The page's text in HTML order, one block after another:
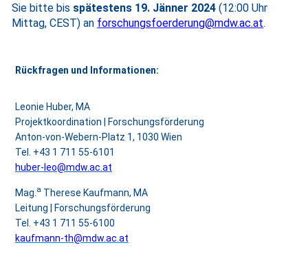
Sie bitte bis spätestens 19. Jänner 2024 (12:00 Uhr
Mittag, CEST) an forschungsfoerderung@mdw.ac.at.
Rückfragen und Informationen:
Leonie Huber, MA
Projektkoordination | Forschungsförderung
Anton-von-Webern-Platz 1, 1030 Wien
Tel. +43 1 711 55-6101
huber-leo@mdw.ac.at
Mag. a Therese Kaufmann, MA
Leitung |
Forschungsförderung
Tel. +43 1 711 55-6100
kaufmann-th@mdw.ac.at